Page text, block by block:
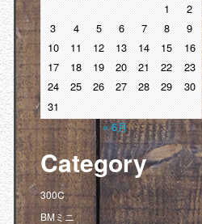
1
2
3
4 5 6 7 8
9
10
11 12 13 14 15
16
17
18 19 20 21 22
23
24
25 26 27 28 29
30
31
« 6月
Category
300C
BMミニ